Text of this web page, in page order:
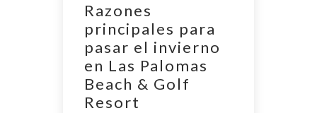
Razones
principales para
pasar el invierno
en Las Palomas
Beach & Golf
Resort